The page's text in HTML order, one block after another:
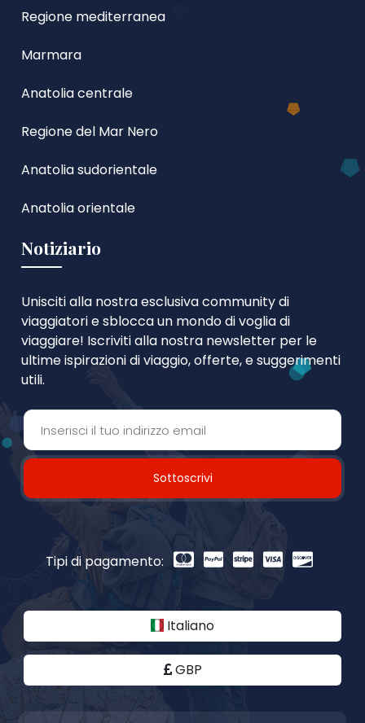
Regione mediterranea
Marmara
Anatolia centrale
Regione del Mar Nero
Anatolia sudorientale
Anatolia orientale
Notiziario
Unisciti alla nostra esclusiva community di
viaggiatori e sblocca un mondo di voglia di
viaggiare! Iscriviti alla nostra newsletter per le
ultime ispirazioni di viaggio, offerte, e suggerimenti
utili.
Sottoscrivi
Tipi di pagamento:
Italiano
GBP